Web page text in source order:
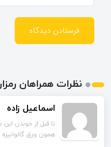
نظرات همراهان
اسماعیل زاده
تا قبل از خوندن
همون ورق